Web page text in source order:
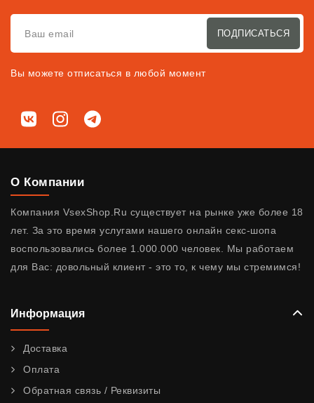
ПОДПИСАТЬСЯ
Вы можете отписаться в любой момент
Мы в соц. сетях
ВКонтактеInstagramTelegram
О Компании
Компания VsexShop.Ru существует на рынке уже более 18
лет. За это время услугами нашего онлайн секс-шопа
воспользовались более 1.000.000 человек. Мы работаем
для Вас: довольный клиент - это то, к чему мы стремимся!
Информация
Доставка
Оплата
Обратная связь / Реквизиты